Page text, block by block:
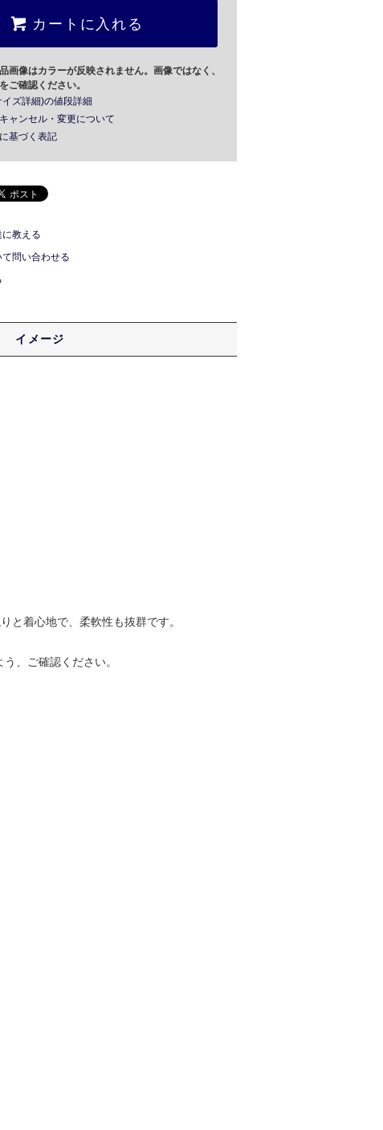
カートに入れる
画像はカラーが反映されません。画像ではなく、
ご確認ください。
イズ詳細)の値段詳細
ャンセル・変更について
基づく表記
教える
問い合わせる
イメージ
と着心地で、柔軟性も抜群です。
、ご確認ください。